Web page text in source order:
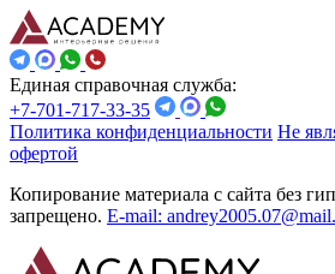
Единая справочная служба:
+7-701-717-33-35
Политика конфиденциальности Не
офертой
Копирование материала с сайта без
запрещено. E-mail: